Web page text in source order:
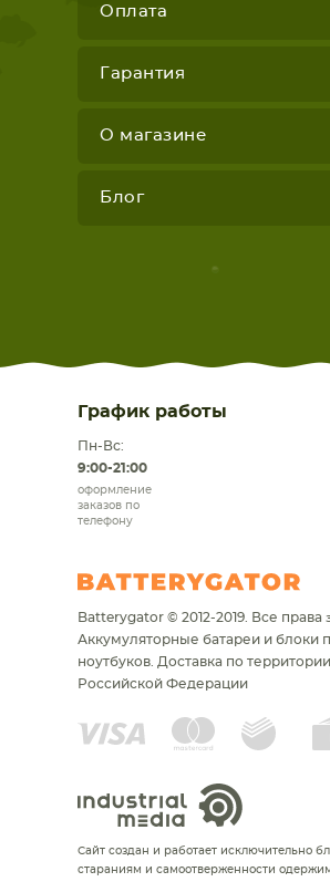
Оплата
Гарантия
О магазине
Блог
График работы
Пн-Вс:
9:00-21:00
оформление
заказов по
телефону
Batterygator © 2012-2019. Все
Аккумуляторные батареи и блоки
ноутбуков. Доставка по территории
Российской Федерации
Сайт создан и работает исключительно
стараниям и самоотверженности